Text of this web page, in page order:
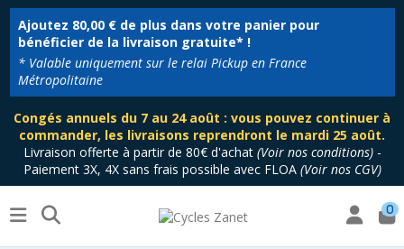
Ajoutez 80,00 €de plus dans votre panier pour
bénéficier de la livraison gratuite* !
* Valable uniquement sur le relai Pickup en France
Métropolitaine
Congés annuels du 7 au 24 août : vous pouvez continuer à
commander, les livraisons reprendront le mardi 25 août.
Livraison offerte à partir de 80€ d'achat (Voir nos conditions)-
Paiement 3X, 4X sans frais possible avec FLOA (Voir nos CGV)
0